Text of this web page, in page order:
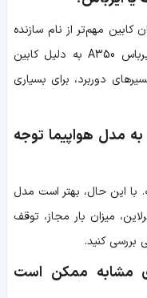
کابین مهم‌تر از نام سازنده
است. هواپیماهایی مثل بوئینگ 787 و ایرباس A350 به دلیل کابین
دوربرد، برای بسیاری
به مدل هواپیما توجه
با این حال، بهتر است مدل
میزان بار مجاز، توقف
بررسی کنید.
مشابه ممکن است